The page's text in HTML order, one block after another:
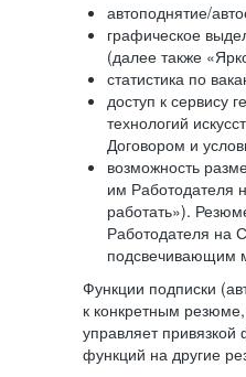
автоподнятие/
графическое
(далее также
статистика по
доступ к сервису
технологий
Договором и
возможность
им Работодателя
работать»).
Работодателя на
подсвечивающим
Функции подписки
к конкретным
управляет
функций на другие